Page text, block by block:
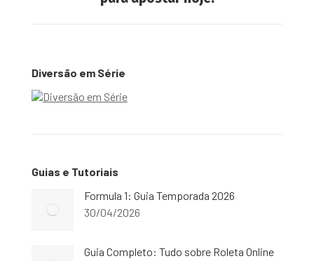
post:
Diversão em Série
Guias e Tutoriais
Formula 1: Guia Temporada 2026
30/04/2026
Guia Completo: Tudo sobre Roleta Online